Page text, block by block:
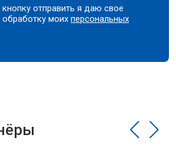
отправить я даю свое
обработку моихперсональных